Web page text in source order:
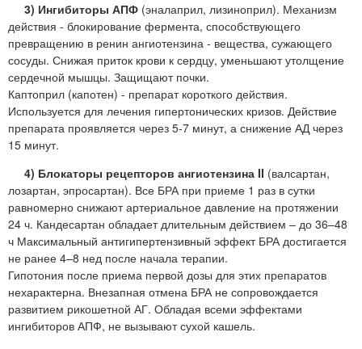
3) Ингибиторы АПФ (эналаприл, лизиноприл). Механизм
действия - блокирование фермента, способствующего
превращению в ренин ангиотензина - вещества, сужающего
сосуды. Снижая приток крови к сердцу, уменьшают утолщение
сердечной мышцы. Защищают почки.
Каптоприл (капотен) - препарат короткого действия.
Используется для лечения гипертонических кризов. Действие
препарата проявляется через 5-7 минут, а снижение АД через
15 минут.
4) Блокаторы рецепторов ангиотензина II (валсартан,
лозартан, эпросартан). Все БРА при приеме 1 раз в сутки
равномерно снижают артериальное давление на протяжении
24 ч. Кандесартан обладает длительным действием – до 36–48
ч Максимальный антигипертензивный эффект БРА достигается
не ранее 4–8 нед после начала терапии.
Гипотония после приема первой дозы для этих препаратов
нехарактерна. Внезапная отмена БРА не сопровождается
развитием рикошетной АГ. Обладая всеми эффектами
ингибиторов АПФ, не вызывают сухой кашель.